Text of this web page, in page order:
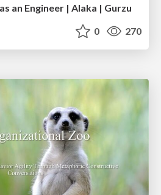
an Engineer | Alaka | Gurzu
0 270